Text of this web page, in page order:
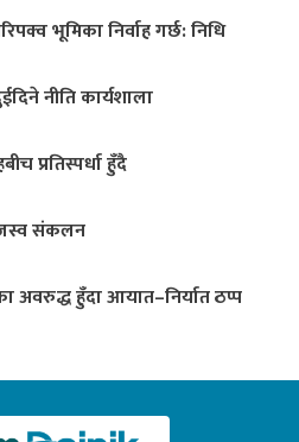
भूमिका निर्वाह गर्छ: निधि
नीति कार्यशाला
प्रतिस्पर्धा हुँदै
संकलन
अवरुद्ध हुँदा आयात–निर्यात ठप्प